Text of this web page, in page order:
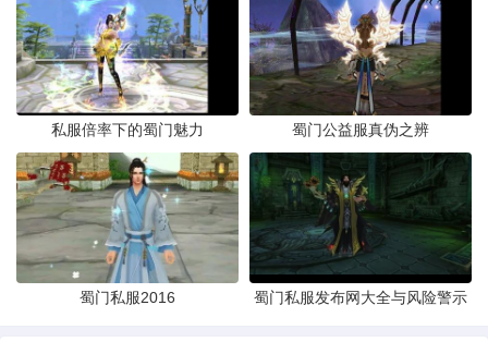
私服倍率下的蜀门魅力 蜀门公益服真伪之辨
蜀门私服2016 蜀门私服发布网大全与风险警示